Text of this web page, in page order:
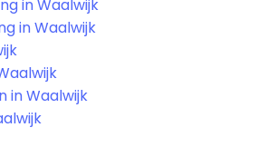
in Waalwijk
in Waalwijk
in Waalwijk